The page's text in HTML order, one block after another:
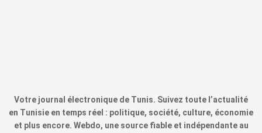
Votre journal électronique de Tunis. Suivez toute l’actualité
en Tunisie en temps réel : politique, société, culture, économie
et plus encore. Webdo, une source fiable et indépendante au